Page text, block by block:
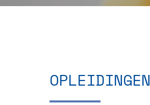
OPLEIDINGEN